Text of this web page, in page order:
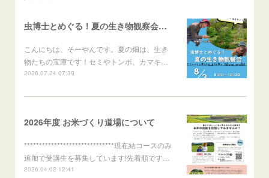
虫博士とめぐる！夏の生き物観察会のご案内
こんにちは、そーやんです。夏の畑は、生き
物たちの宝庫です！セミやトンボ、カマキ…
2026.07.24 07:39
2026年度 お米づくり道場について
******************************現在結コースのみ
追加で受講生を募集しています!先着順です…
2026.04.02 12:41